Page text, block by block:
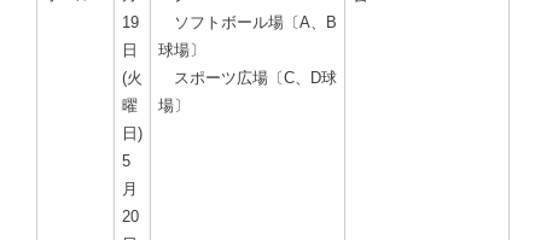
19
日
(火
曜
日)
5
月
20
ソフトボール場〔A、B
球場〕
スポーツ広場〔C、D球
場〕